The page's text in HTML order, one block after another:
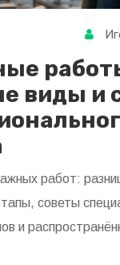
виды и
работ:
советы
и